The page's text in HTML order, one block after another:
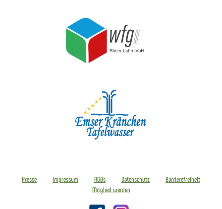
Presse Impressum AGBs Datenschutz
Barrierefreiheit
Mitglied werden